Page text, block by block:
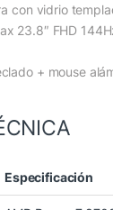
con vidrio
23.8″ FHD
+ mouse
Especificación